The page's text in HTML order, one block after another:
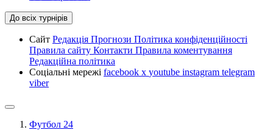
До всіх турнірів
Сайт Редакція Прогнози Політика конфіденційності
Правила сайту Контакти Правила коментування
Редакційна політика
Соціальні мережі facebook x youtube instagram telegram
viber
Футбол 24